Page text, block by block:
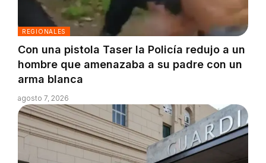
REGIONALES
Con una pistola Taser la Policía redujo a un
hombre que amenazaba a su padre con un
arma blanca
agosto 7, 2026